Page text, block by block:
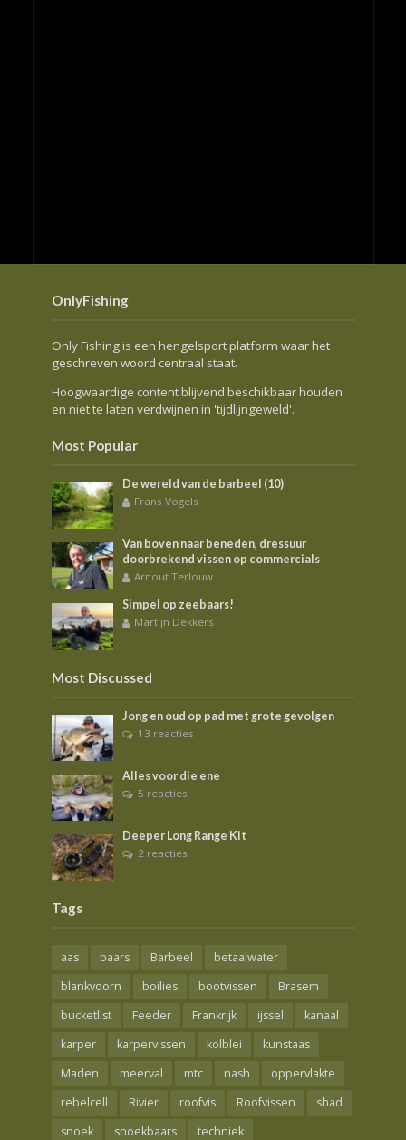
OnlyFishing
Only Fishing is een hengelsport platform waar het
geschreven woord centraal staat.
Hoogwaardige content blijvend beschikbaar houden
en niet te laten verdwijnen in 'tijdlijngeweld'.
Most Popular
De wereld van de barbeel (10)
Frans Vogels
Van boven naar beneden, dressuur
doorbrekend vissen op commercials
Arnout Terlouw
Simpel op zeebaars!
Martijn Dekkers
Most Discussed
Jong en oud op pad met grote gevolgen
13 reacties
Alles voor die ene
5 reacties
Deeper Long Range Kit
2 reacties
Tags
aas baars Barbeel
betaalwater
blankvoorn
boilies bootvissen
Brasem
bucketlist
Feeder Frankrijk ijssel
kanaal
karper
karpervissen kolblei
kunstaas
Maden
meerval mtc nash
oppervlakte
rebelcell
Rivier roofvis Roofvissen
shad
snoek
snoekbaars techniek